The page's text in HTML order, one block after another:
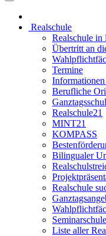
Realschule
Realschule in
Übertritt an
Termine
Berufliche
Realschule21
MINT21
KOMPASS
Bilingualer
Realschule
Liste aller